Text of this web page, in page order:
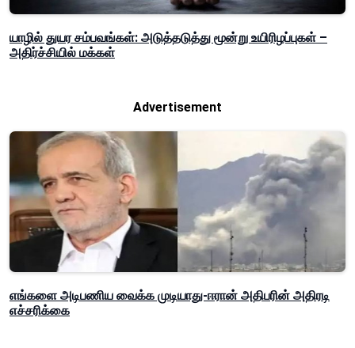
யாழில் துயர சம்பவங்கள்: அடுத்தடுத்து மூன்று உயிரிழப்புகள் –
அதிர்ச்சியில் மக்கள்
Advertisement
எங்களை அடிபணிய வைக்க முடியாது-ஈரான் அதிபரின் அதிரடி
எச்சரிக்கை